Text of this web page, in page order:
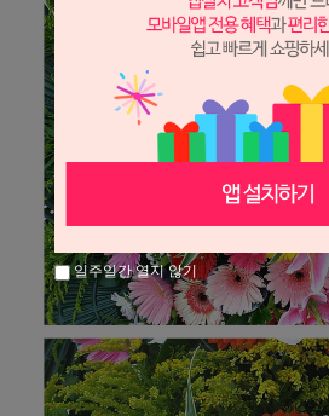
일주일간 열지 않기